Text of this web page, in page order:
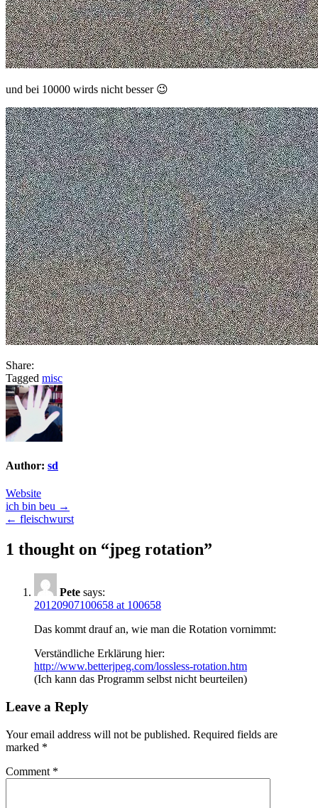
und bei 10000 wirds nicht besser 😉
Share:
Tagged misc
Author: sd
Website
Post
navigation
ich bin beu →
← fleischwurst
1 thought on “jpeg rotation”
Pete says:
20120907100658 at 100658
Das kommt drauf an, wie man die Rotation vornimmt:
Verständliche Erklärung hier:
http://www.betterjpeg.com/lossless-rotation.htm
(Ich kann das Programm selbst nicht beurteilen)
Leave a Reply
Your email address will not be published. Required fields are
marked *
Comment *